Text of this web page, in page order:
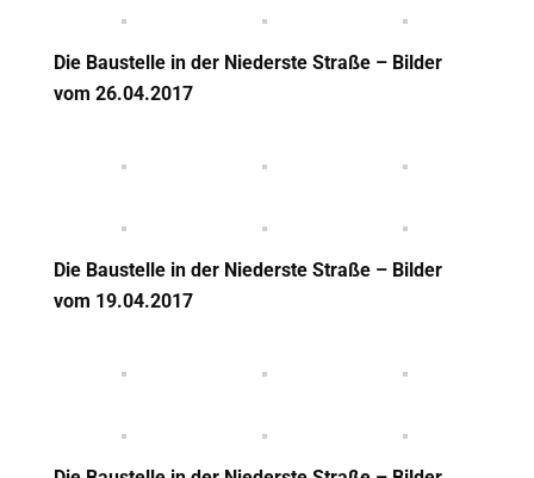
Die Baustelle in der Niederste Straße – Bilder
vom 26.04.2017
Die Baustelle in der Niederste Straße – Bilder
vom 19.04.2017